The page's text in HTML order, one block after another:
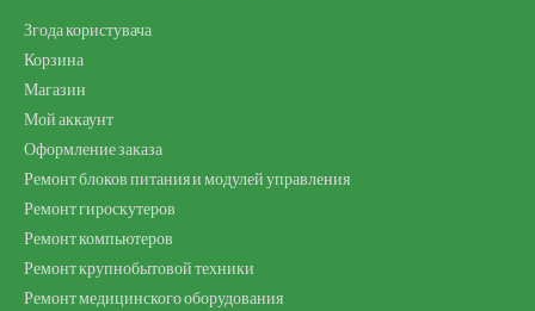
Згода користувача
Корзина
Магазин
Мой аккаунт
Оформление заказа
Ремонт блоков питания и модулей управления
Ремонт гироскутеров
Ремонт компьютеров
Ремонт крупнобытовой техники
Ремонт медицинского оборудования